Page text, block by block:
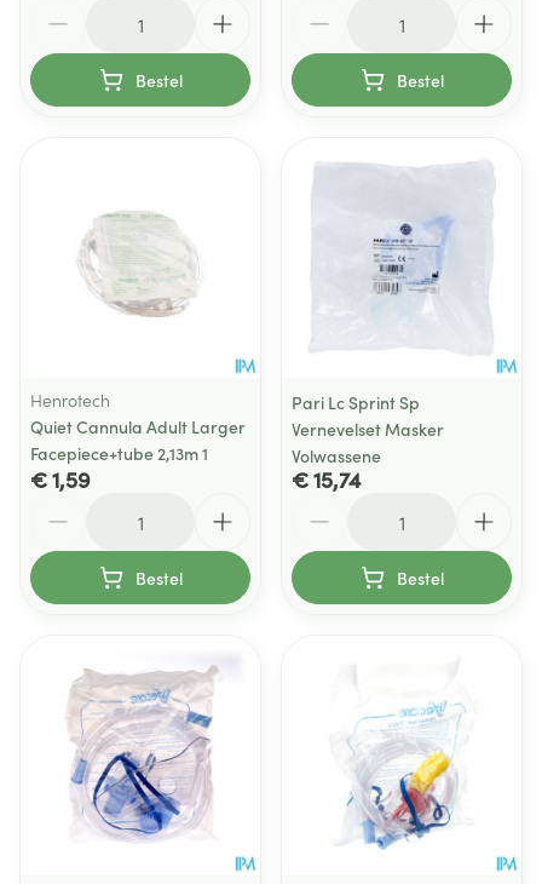
Bestel Bestel
Henrotech
Quiet Cannula Adult Larger
Facepiece+tube 2,13m 1
€ 1,59
Bestel
Pari Lc Sprint Sp
Vernevelset Masker
Volwassene
€ 15,74
Bestel